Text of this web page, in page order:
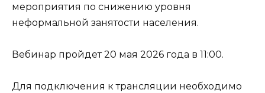
мероприятия по снижению уровня
неформальной занятости населения.
Вебинар пройдет 20 мая 2026 года в 11:00.
Для подключения к трансляции необходимо